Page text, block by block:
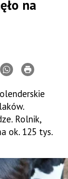
na
Rolnik,
ok. 125 tys.